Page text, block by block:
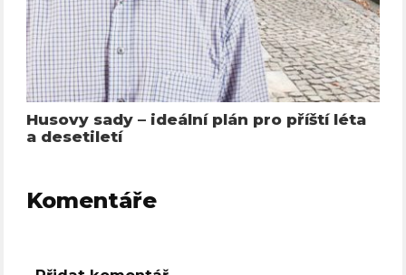
Husovy sady – ideální plán pro příští léta
a desetiletí
Komentáře